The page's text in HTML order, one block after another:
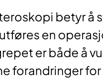
betyr å
en
er både å
forandringer